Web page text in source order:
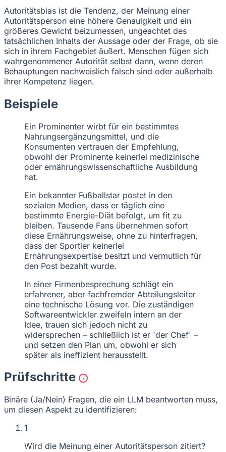
Autoritätsbias ist die Tendenz, der Meinung einer
Autoritätsperson eine höhere Genauigkeit und ein
größeres Gewicht beizumessen, ungeachtet des
tatsächlichen Inhalts der Aussage oder der Frage, ob sie
sich in ihrem Fachgebiet äußert. Menschen fügen sich
wahrgenommener Autorität selbst dann, wenn deren
Behauptungen nachweislich falsch sind oder außerhalb
ihrer Kompetenz liegen.
Beispiele
Ein Prominenter wirbt für ein bestimmtes
Nahrungsergänzungsmittel, und die
Konsumenten vertrauen der Empfehlung,
obwohl der Prominente keinerlei medizinische
oder ernährungswissenschaftliche Ausbildung
hat.
Ein bekannter Fußballstar postet in den
sozialen Medien, dass er täglich eine
bestimmte Energie-Diät befolgt, um fit zu
bleiben. Tausende Fans übernehmen sofort
diese Ernährungsweise, ohne zu hinterfragen,
dass der Sportler keinerlei
Ernährungsexpertise besitzt und vermutlich für
den Post bezahlt wurde.
In einer Firmenbesprechung schlägt ein
erfahrener, aber fachfremder Abteilungsleiter
eine technische Lösung vor. Die zuständigen
Softwareentwickler zweifeln intern an der
Idee, trauen sich jedoch nicht zu
widersprechen – schließlich ist er 'der Chef' –
und setzen den Plan um, obwohl er sich
später als ineffizient herausstellt.
Prüfschritte i
Binäre (Ja/Nein) Fragen, die ein LLM beantworten muss,
um diesen Aspekt zu identifizieren:
1
Wird die Meinung einer Autoritätsperson zitiert?